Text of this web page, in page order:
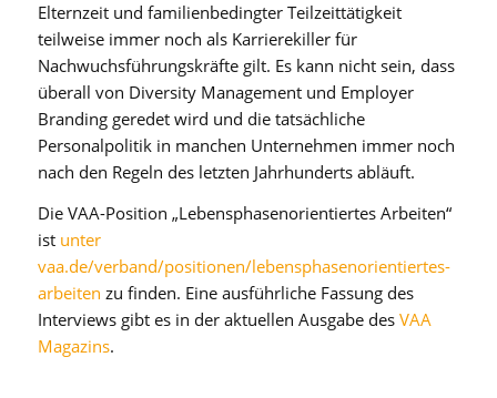
Elternzeit und familienbedingter Teilzeittätigkeit
teilweise immer noch als Karrierekiller für
Nachwuchsführungskräfte gilt. Es kann nicht sein, dass
überall von Diversity Management und Employer
Branding geredet wird und die tatsächliche
Personalpolitik in manchen Unternehmen immer noch
nach den Regeln des letzten Jahrhunderts abläuft.
Die VAA-Position „Lebensphasenorientiertes Arbeiten“
ist unter
vaa.de/verband/positionen/lebensphasenorientiertes-
arbeiten zu finden. Eine ausführliche Fassung des
Interviews gibt es in der aktuellen Ausgabe des VAA
Magazins.